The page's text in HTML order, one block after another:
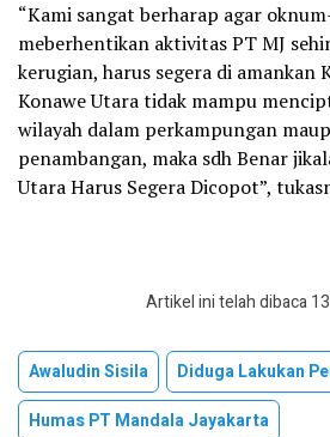
“Kami sangat berharap agar
meberhentikan aktivitas PT MJ
kerugian, harus segera di amankan
Konawe Utara tidak mampu
wilayah dalam perkampungan
penambangan, maka sdh Benar
Utara Harus Segera Dicopot”,
Artikel ini telah dibaca
Awaludin Sisila
Diduga Lakukan
Humas PT Mandala Jayakarta